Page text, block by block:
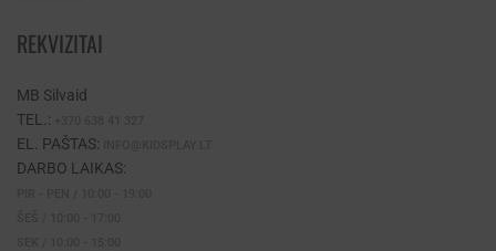
REKVIZITAI
MB Silvaid
TEL.:
EL. PAŠTAS:
DARBO LAIKAS: